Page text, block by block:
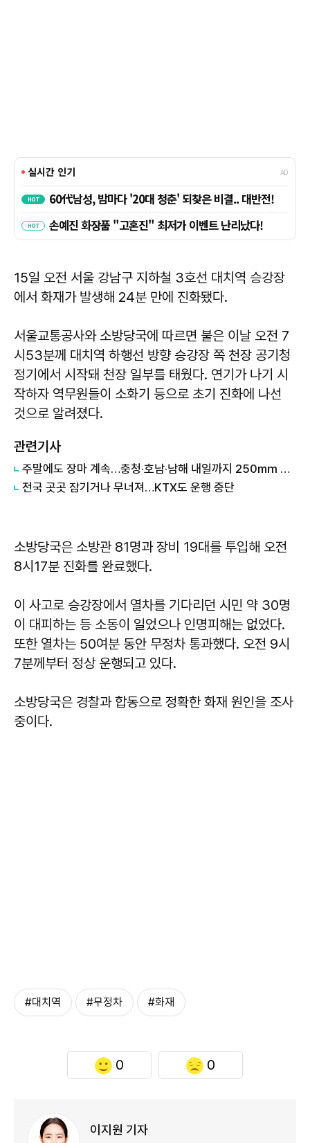
15일 오전 서울 강남구 지하철 3호선 대치역 승강장
에서 화재가 발생해 24분 만에 진화됐다.
서울교통공사와 소방당국에 따르면 불은 이날 오전 7
시53분께 대치역 하행선 방향 승강장 쪽 천장 공기청
정기에서 시작돼 천장 일부를 태웠다. 연기가 나기 시
작하자 역무원들이 소화기 등으로 초기 진화에 나선
것으로 알려졌다.
관련기사
주말에도 장마 계속…충청·호남·남해 내일까지 250㎜ 장대비
전국 곳곳 잠기거나 무너져…KTX도 운행 중단
소방당국은 소방관 81명과 장비 19대를 투입해 오전
8시17분 진화를 완료했다.
이 사고로 승강장에서 열차를 기다리던 시민 약 30명
이 대피하는 등 소동이 일었으나 인명피해는 없었다.
또한 열차는 50여분 동안 무정차 통과했다. 오전 9시
7분께부터 정상 운행되고 있다.
소방당국은 경찰과 합동으로 정확한 화재 원인을 조사
중이다.
#대치역 #무정차 #화재
0 0
이지원 기자